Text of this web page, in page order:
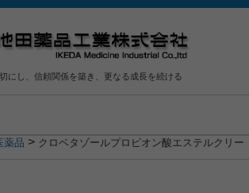
にし、信頼関係を築き、更なる成長を続ける
薬品 > クロベタゾールプロピオン酸エステルクリー